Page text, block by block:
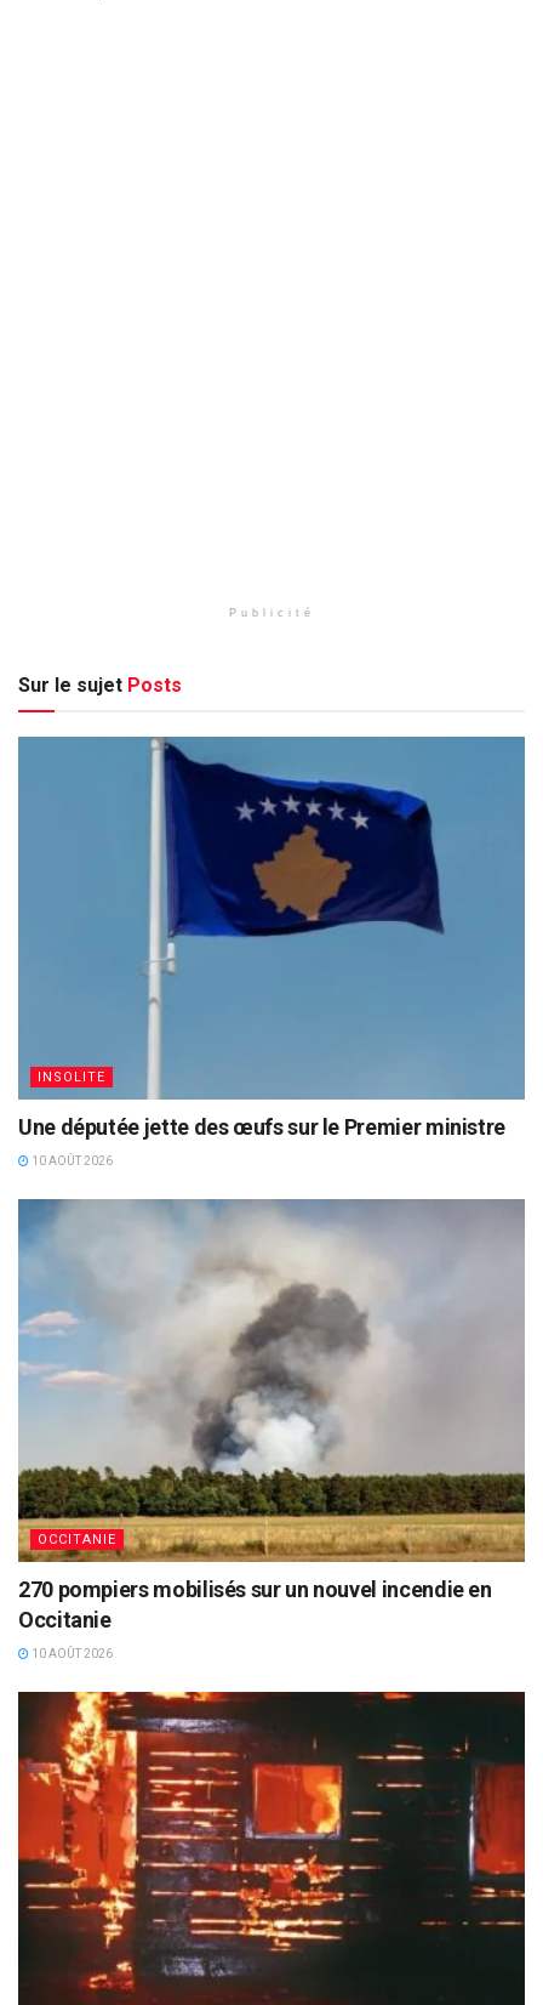
Publicité
Sur le sujet Posts
INSOLITE
Une députée jette des œufs sur le Premier ministre
10 AOÛT 2026
OCCITANIE
270 pompiers mobilisés sur un nouvel incendie en
Occitanie
10 AOÛT 2026